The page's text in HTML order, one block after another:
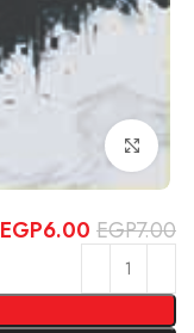
Click to enlarge
EGP7.00
EGP6.00